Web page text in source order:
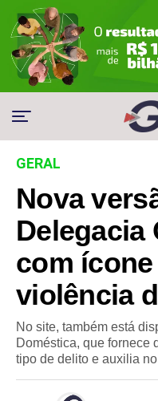
GERAL
Nova
Delegacia
com
violência
No site, também está
Doméstica, que fornece
tipo de delito e auxilia